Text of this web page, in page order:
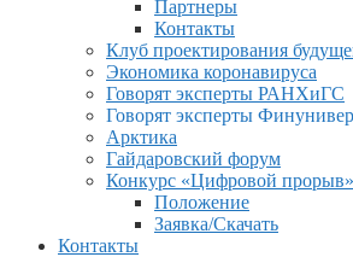
Партнеры
Контакты
Клуб проектирования
Экономика коронавируса
Говорят эксперты РАНХиГС
Говорят эксперты
Арктика
Гайдаровский форум
Конкурс «Цифровой прорыв»
Положение
Заявка/Скачать
Контакты